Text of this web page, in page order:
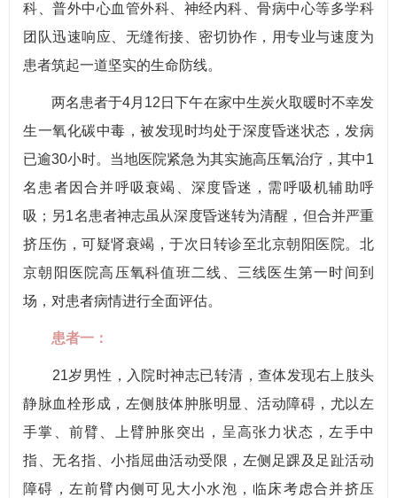
科、普外中心血管外科、神经内科、骨病中心等多学科
团队迅速响应、无缝衔接、密切协作，用专业与速度为
患者筑起一道坚实的生命防线。
两名患者于4月12日下午在家中生炭火取暖时不幸发
生一氧化碳中毒，被发现时均处于深度昏迷状态，发病
已逾30小时。当地医院紧急为其实施高压氧治疗，其中1
名患者因合并呼吸衰竭、深度昏迷，需呼吸机辅助呼
吸；另1名患者神志虽从深度昏迷转为清醒，但合并严重
挤压伤，可疑肾衰竭，于次日转诊至北京朝阳医院。北
京朝阳医院高压氧科值班二线、三线医生第一时间到
场，对患者病情进行全面评估。
患者一：
21岁男性，入院时神志已转清，查体发现右上肢头
静脉血栓形成，左侧肢体肿胀明显、活动障碍，尤以左
手掌、前臂、上臂肿胀突出，呈高张力状态，左手中
指、无名指、小指屈曲活动受限，左侧足踝及足趾活动
障碍，左前臂内侧可见大小水泡，临床考虑合并挤压